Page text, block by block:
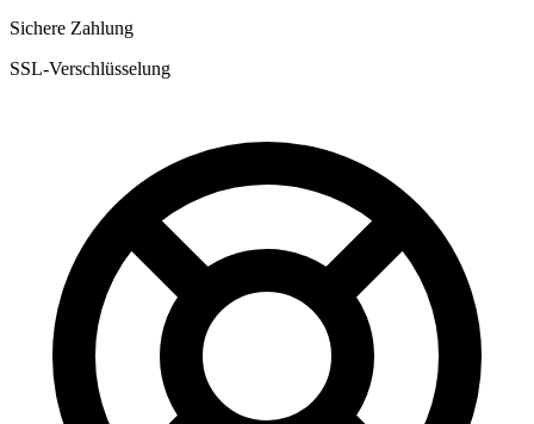
Sichere Zahlung
SSL-Verschlüsselung